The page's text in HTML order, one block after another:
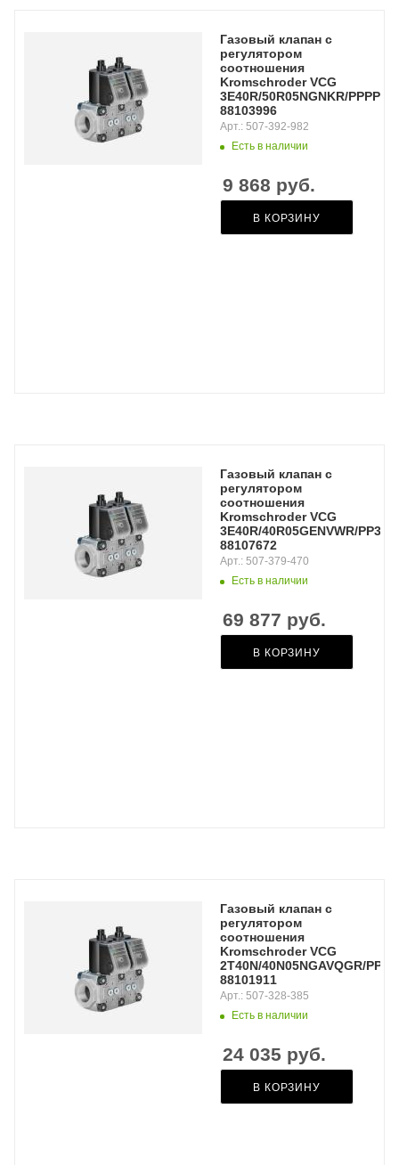
Газовый клапан с
регулятором
соотношения
Kromschroder VCG
3E40R/50R05NGNKR/PPPP/
88103996
Есть в наличии
Арт.: 507-392-982
9 868 руб.
В КОРЗИНУ
Газовый клапан с
регулятором
соотношения
Kromschroder VCG
3E40R/40R05GENVWR/PP3-/
88107672
Есть в наличии
Арт.: 507-379-470
69 877 руб.
В КОРЗИНУ
Газовый клапан с
регулятором
соотношения
Kromschroder VCG
2T40N/40N05NGAVQGR/
88101911
Есть в наличии
Арт.: 507-328-385
24 035 руб.
В КОРЗИНУ